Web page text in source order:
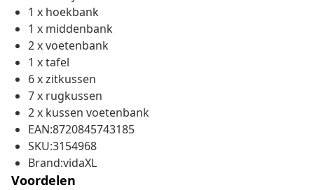
1 x hoekbank
1 x middenbank
2 x voetenbank
1 x tafel
6 x zitkussen
7 x rugkussen
2 x kussen voetenbank
EAN:8720845743185
SKU:3154968
Brand:vidaXL
Voordelen